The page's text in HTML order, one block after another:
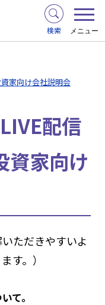
検索 メニュー
家向け会社説明会
配信
資家向け
ただきやすいよ
す。）
て。